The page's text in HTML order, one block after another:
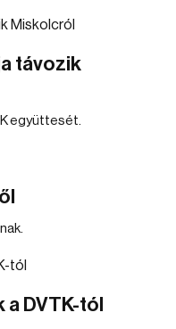
távozik
együttesét.
DVTK-tól